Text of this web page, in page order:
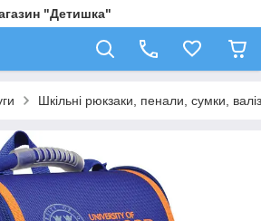
"Детишка"
Шкільні рюкзаки, пенали, сумки,